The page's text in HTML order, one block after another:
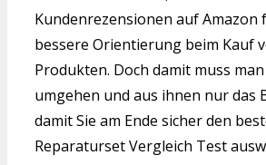
Kundenrezensionen auf Amazon
bessere Orientierung beim Kauf
Produkten. Doch damit muss
umgehen und aus ihnen nur das
damit Sie am Ende sicher den
Reparaturset Vergleich Test